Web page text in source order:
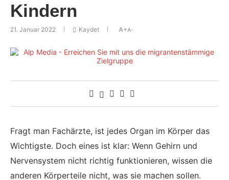
Kindern
21. Januar 2022 Kaydet A+A-
Fragt man Fachärzte, ist jedes Organ im Körper das
Wichtigste. Doch eines ist klar: Wenn Gehirn und
Nervensystem nicht richtig funktionieren, wissen die
anderen Körperteile nicht, was sie machen sollen.